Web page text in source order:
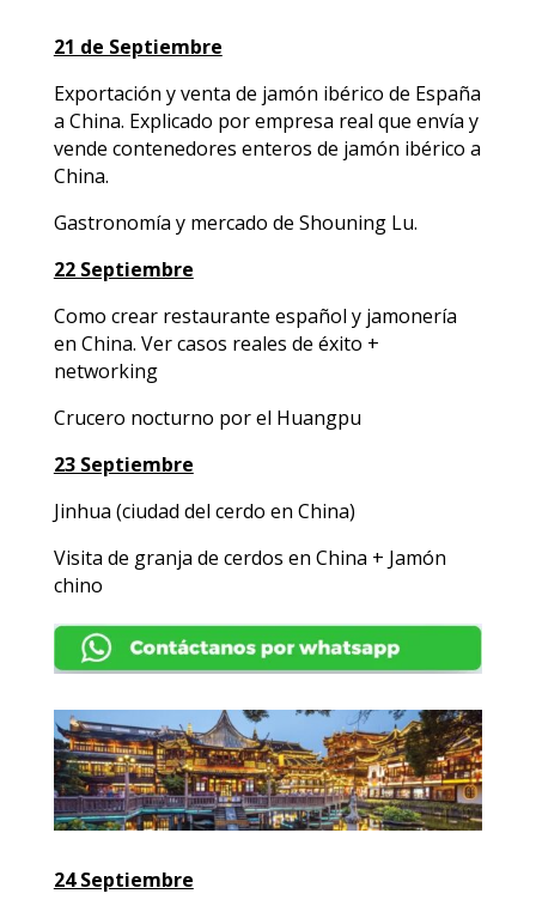
21 de Septiembre
Exportación y venta de jamón ibérico de España
a China. Explicado por empresa real que envía y
vende contenedores enteros de jamón ibérico a
China.
Gastronomía y mercado de Shouning Lu.
22 Septiembre
Como crear restaurante español y jamonería
en China. Ver casos reales de éxito +
networking
Crucero nocturno por el Huangpu
23 Septiembre
Jinhua (ciudad del cerdo en China)
Visita de granja de cerdos en China + Jamón
chino
24 Septiembre